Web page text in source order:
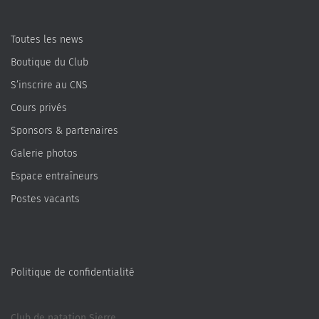
Toutes les news
Boutique du Club
S’inscrire au CNS
Cours privés
Sponsors & partenaires
Galerie photos
Espace entraîneurs
Postes vacants
Politique de confidentialité